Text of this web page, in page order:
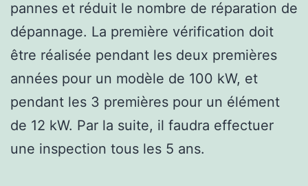
pannes et réduit le nombre de réparation de
dépannage. La première vérification doit
être réalisée pendant les deux premières
années pour un modèle de 100 kW, et
pendant les 3 premières pour un élément
de 12 kW. Par la suite, il faudra effectuer
une inspection tous les 5 ans.